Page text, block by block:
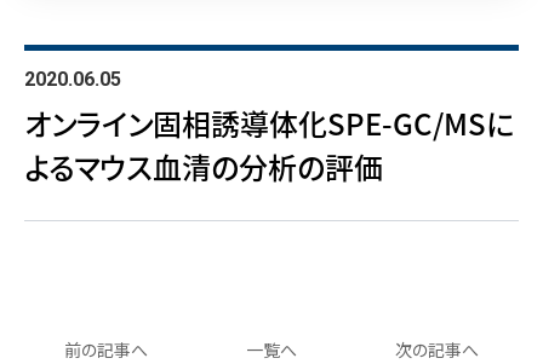
2020.06.05
オンライン固相誘導体化SPE-GC/MSに
よるマウス血清の分析の評価
一覧へ
前の記事へ
次の記事へ